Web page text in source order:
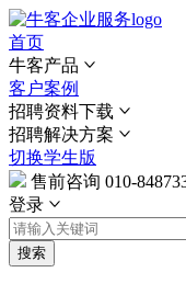
首页
牛客产品
客户案例
招聘资料下载
招聘解决方案
切换学生版
售前咨询 010-
登录
搜索